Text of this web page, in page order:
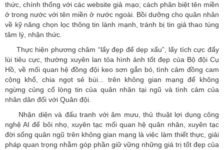
thức, chính thống với các website giả mạo; cách phân biệt tên miền
ở trong nước với tên miền ở nước ngoài. Bồi dưỡng cho quân nhân
về kỹ năng chọn lọc thông tin lành mạnh, tránh bị tin giả thao túng
tâm lý, nhận thức.
Thực hiện phương châm “lấy đẹp để dẹp xấu”, lấy tích cực đẩy
lùi tiêu cực, thường xuyên lan tỏa hình ảnh tốt đẹp của Bộ đội Cụ
Hồ, về mối quan hệ đồng đội keo sơn gắn bó, tình cảm đồng cam
cộng khổ, chia ngọt sẻ bùi... trên không gian mạng để không
ngừng củng cố lòng tin của quân nhân tại ngũ và tình cảm của
nhân dân đối với Quân đội.
Nhận diện và đấu tranh với âm mưu, thủ thuật lợi dụng công
nghệ AI để bôi nhọ, xuyên tạc mối quan hệ quân nhân, xuyên tạc
đời sống quân ngũ trên không gian mạng là việc làm thiết thực, giải
pháp quan trọng nhằm góp phần giữ vững những giá trị tốt đẹp của